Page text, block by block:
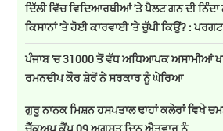
ਦਿੱਲੀ ਵਿੱਚ ਵਿਦਿਆਰਥੀਆਂ 'ਤੇ ਪੈਲਟ ਗਨ ਦੀ ਨਿੰਦਾ
ਕਿਸਾਨਾਂ 'ਤੇ ਹੋਈ ਕਾਰਵਾਈ 'ਤੇ ਚੁੱਪੀ ਕਿਉਂ? :
ਪੰਜਾਬ 'ਚ 31000 ਤੋਂ ਵੱਧ ਅਧਿਆਪਕ ਅਸਾਮੀਆਂ
ਰਮਨਦੀਪ ਕੌਰ ਸ਼ੇਰੋਂ ਨੇ ਸਰਕਾਰ ਨੂੰ ਘੇਰਿਆ
ਗੁਰੂ ਨਾਨਕ ਮਿਸ਼ਨ ਹਸਪਤਾਲ ਢਾਹਾਂ ਕਲੇਰਾਂ ਵਿਖੇ